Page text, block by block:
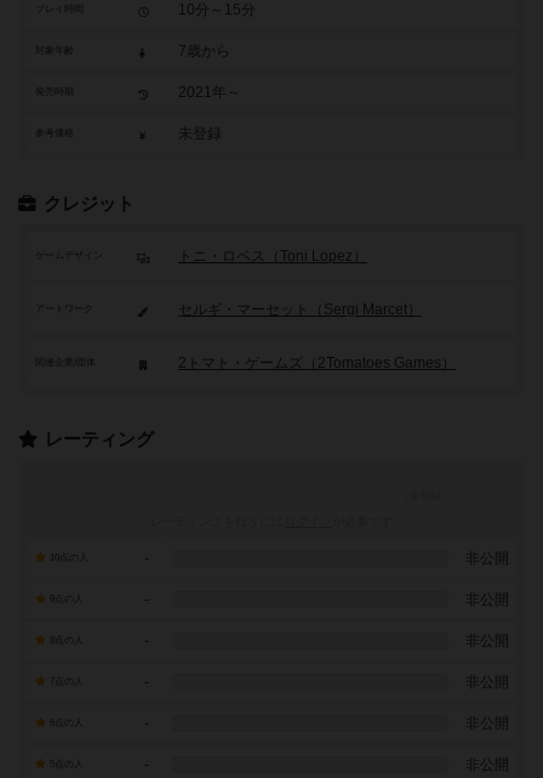
10分～15分
7歳から
2021年～
参考価格 未登録
クレジット
ゲームデザイン トニ・ロペス（Toni Lopez）
アートワーク セルギ・マーセット（Sergi Marcet）
2トマト・ゲームズ（2Tomatoes Games）
レーティング
- 非公開
- 非公開
- 非公開
7点の人 - 非公開
- 非公開
- 非公開